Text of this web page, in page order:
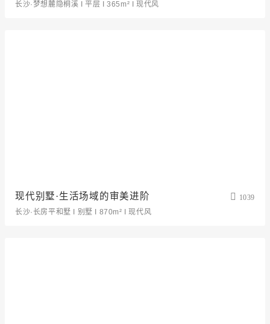
长沙·梦想麓隐桐溪 I 平层 I 365m² I 现代风
现代别墅·生活场域的审美进阶
1039
长沙·长房平和墅 I 别墅 I 870m² I 现代风